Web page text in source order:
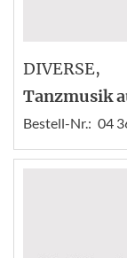
DIVERSE,
Tanzmusik
Bestell-Nr.: 04